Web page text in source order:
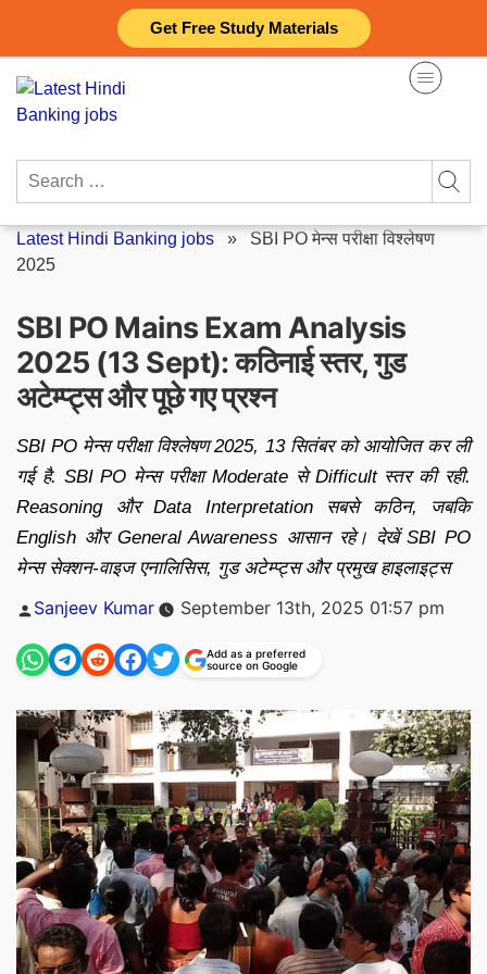
Get Free Study Materials
content
Search
Latest Hindi Banking jobs » SBI PO मेन्स परीक्षा विश्लेषण
2025
SBI PO Mains Exam Analysis
2025 (13 Sept): कठिनाई स्तर, गुड
अटेम्प्ट्स और पूछे गए प्रश्न
SBI PO मेन्स परीक्षा विश्लेषण 2025, 13 सितंबर को आयोजित कर ली
गई है. SBI PO मेन्स परीक्षा Moderate से Difficult स्तर की रही.
Reasoning और Data Interpretation सबसे कठिन, जबकि
English और General Awareness आसान रहे। देखें SBI PO
मेन्स सेक्शन-वाइज एनालिसिस, गुड अटेम्प्ट्स और प्रमुख हाइलाइट्स
Posted
Sanjeev Kumar September 13th, 2025 01:57 pm
Add as a preferred
source on Google